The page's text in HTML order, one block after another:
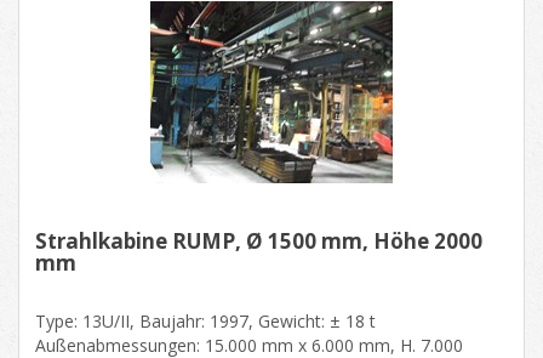
Strahlkabine RUMP, Ø 1500 mm, Höhe 2000
mm
Type: 13U/II, Baujahr: 1997, Gewicht: ± 18 t
Außenabmessungen: 15.000 mm x 6.000 mm, H. 7.000